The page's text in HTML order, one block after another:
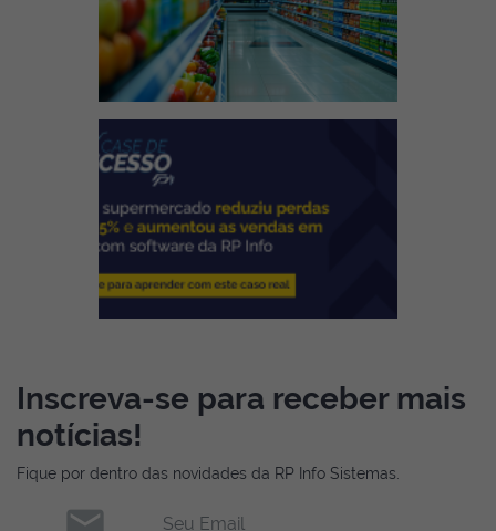
Inscreva-se para receber mais
notícias!
Fique por dentro das novidades da RP Info Sistemas.
Seu Email